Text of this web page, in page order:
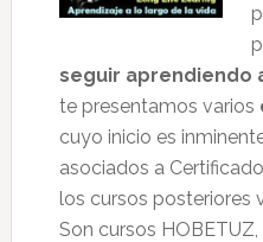
seguir aprendiendo
te presentamos varios
cuyo inicio es
asociados a
los cursos posteriores
Son cursos